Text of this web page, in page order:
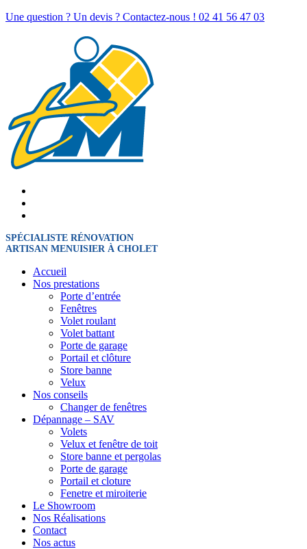
Une question ? Un devis ? Contactez-nous ! 02 41 56 47 03
SPÉCIALISTE RÉNOVATION
ARTISAN MENUISIER À CHOLET
Accueil
Nos prestations
Porte d’entrée
Fenêtres
Volet roulant
Volet battant
Porte de garage
Portail et clôture
Store banne
Velux
Nos conseils
Changer de fenêtres
Dépannage – SAV
Volets
Velux et fenêtre de toit
Store banne et pergolas
Porte de garage
Portail et cloture
Fenetre et miroiterie
Le Showroom
Nos Réalisations
Contact
Nos actus